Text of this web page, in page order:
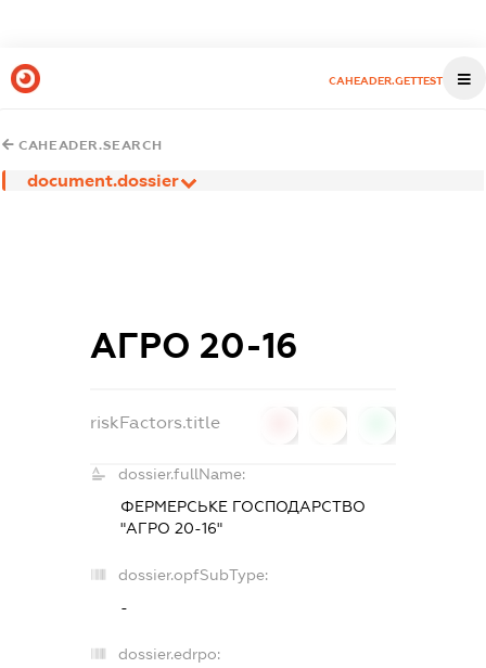
CAHEADER.GETTEST
CAHEADER.SEARCH
document.dossier
АГРО 20-16
riskFactors.title
dossier.fullName:
ФЕРМЕРСЬКЕ ГОСПОДАРСТВО
"АГРО 20-16"
dossier.opfSubType:
-
dossier.edrpo: